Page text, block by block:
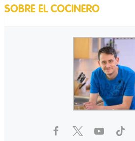
SOBRE EL COCINERO